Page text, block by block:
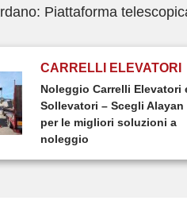
Piattaforma
CARRELLI ELEVATORI
Noleggio Carrelli Elevatori
Sollevatori – Scegli Alayan
per le migliori soluzioni a
noleggio